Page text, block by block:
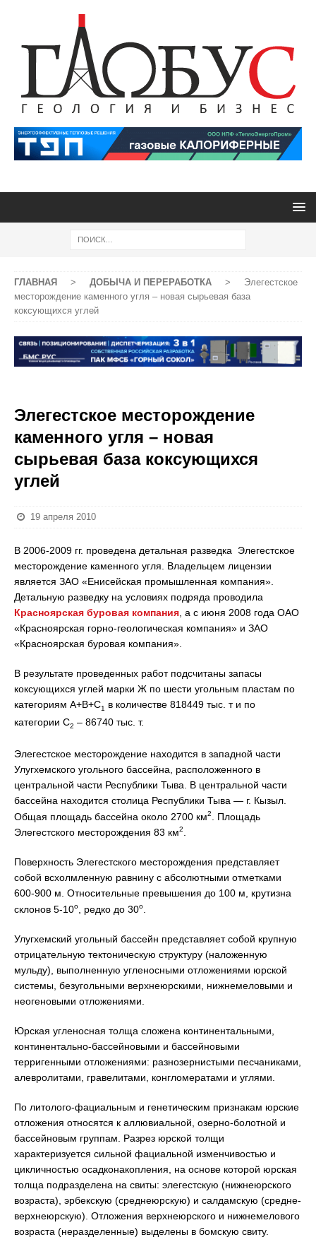
ГЛАВНАЯ > ДОБЫЧА И ПЕРЕРАБОТКА >
Элегестское
месторождение каменного угля – новая сырьевая база
коксующихся углей
Элегестское месторождение
каменного угля – новая
сырьевая база коксующихся
углей
19 апреля 2010
В 2006-2009 гг. проведена детальная разведка Элегестское
месторождение каменного угля. Владельцем лицензии
является ЗАО «Енисейская промышленная компания».
Детальную разведку на условиях подряда проводила
Красноярская буровая компания , а с июня 2008 года ОАО
«Красноярская горно-геологическая компания» и ЗАО
«Красноярская буровая компания».
В результате проведенных работ подсчитаны запасы
коксующихся углей марки Ж по шести угольным пластам по
категориям А+В+С1
в количестве 818449 тыс. т и по
категории С2 – 86740 тыс. т.
Элегестское месторождение находится в западной части
Улугхемского угольного бассейна, расположенного в
центральной части Республики Тыва. В центральной части
бассейна находится столица Республики Тыва — г. Кызыл.
Общая площадь бассейна около 2700 км2
. Площадь
Элегестского месторождения 83 км2
Поверхность Элегестского месторождения представляет
собой всхолмленную равнину с абсолютными отметками
600-900 м. Относительные превышения до 100 м, крутизна
склонов 5-10о , редко до 30о
Улугхемский угольный бассейн представляет собой крупную
отрицательную тектоническую структуру (наложенную
мульду), выполненную угленосными отложениями юрской
системы, безугольными верхнеюрскими, нижнемеловыми и
неогеновыми отложениями.
Юрская угленосная толща сложена континентальными,
континентально-бассейновыми и бассейновыми
терригенными отложениями: разнозернистыми песчаниками,
алевролитами, гравелитами, конгломератами и углями.
По литолого-фациальным и генетическим признакам юрские
отложения относятся к аллювиальной, озерно-болотной и
бассейновым группам. Разрез юрской толщи
характеризуется сильной фациальной изменчивостью и
цикличностью осадконакопления, на основе которой юрская
толща подразделена на свиты: элегестскую (нижнеюрского
возраста), эрбекскую (среднеюрскую) и салдамскую (средне-
верхнеюрскую). Отложения верхнеюрского и нижнемелового
возраста (неразделенные) выделены в бомскую свиту.